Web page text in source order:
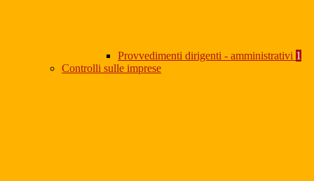
Provvedimenti dirigenti - amministrativi 1
Controlli sulle imprese